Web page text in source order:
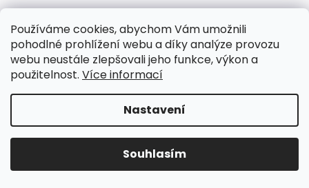
Používáme cookies, abychom Vám umožnili
pohodlné prohlížení webu a díky analýze provozu
webu neustále zlepšovali jeho funkce, výkon a
použitelnost. Více informací
Nastavení
Souhlasím